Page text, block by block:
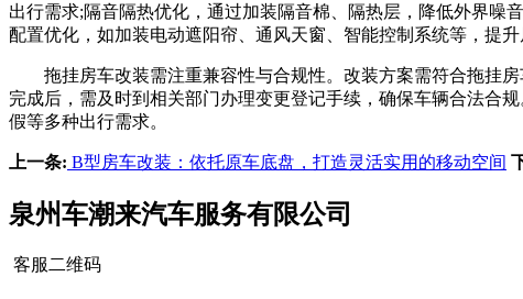
出行需求;隔音隔热优化，通过加装隔音棉、隔热层，降低外界噪
配置优化，如加装电动遮阳帘、通风天窗、智能控制系统等，提升
拖挂房车改装需注重兼容性与合规性。改装方案需符合拖挂房
完成后，需及时到相关部门办理变更登记手续，确保车辆合法合
假等多种出行需求。
上一条: B型房车改装：依托原车底盘，打造灵活实用的移动空间
泉州车潮来汽车服务有限公司
客服二维码